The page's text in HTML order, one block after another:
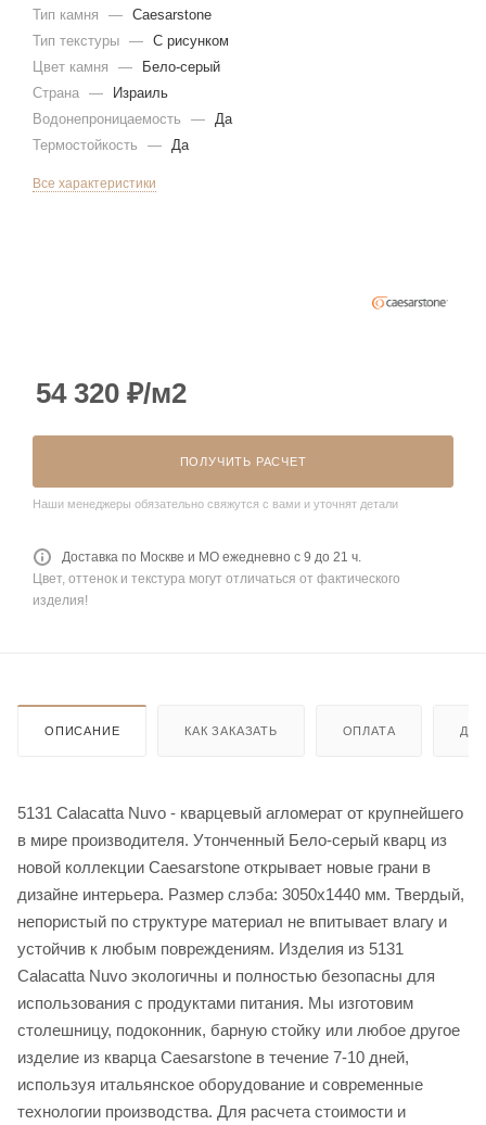
Тип камня — Caesarstone
Тип текстуры — С рисунком
Цвет камня
—
Бело-серый
Страна —
Израиль
Водонепроницаемость
—
Да
Термостойкость
— Да
Все характеристики
54 320 ₽/м2
ПОЛУЧИТЬ РАСЧЕТ
Наши менеджеры обязательно свяжутся с вами и уточнят детали
Доставка по Москве и МО ежедневно с 9 до 21 ч.
Цвет, оттенок и текстура могут отличаться от фактического
изделия!
ОПИСАНИЕ КАК ЗАКАЗАТЬ ОПЛАТА
5131 Calacatta Nuvo - кварцевый агломерат от крупнейшего
в мире производителя. Утонченный Бело-серый кварц из
новой коллекции Caesarstone открывает новые грани в
дизайне интерьера. Размер слэба: 3050х1440 мм. Твердый,
непористый по структуре материал не впитывает влагу и
устойчив к любым повреждениям. Изделия из 5131
Calacatta Nuvo экологичны и полностью безопасны для
использования с продуктами питания. Мы изготовим
столешницу, подоконник, барную стойку или любое другое
изделие из кварца Caesarstone в течение 7-10 дней,
используя итальянское оборудование и современные
технологии производства. Для расчета стоимости и